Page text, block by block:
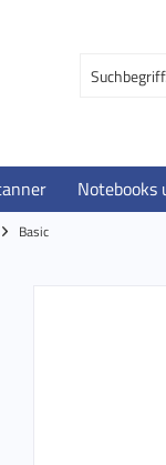
Notebooks
Basic